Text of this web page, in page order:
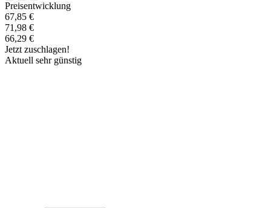
Preisentwicklung
67,85 €
71,98 €
66,29 €
Jetzt zuschlagen!
Aktuell sehr günstig